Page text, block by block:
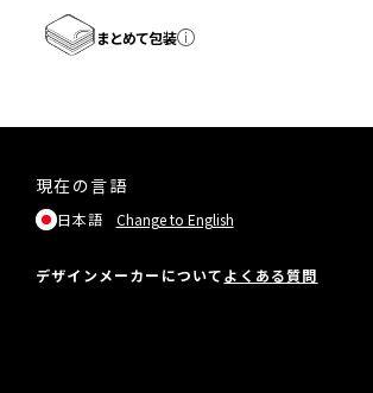
まとめて包装
現在の言語
日本語 Change to English
デザインメーカーについてよくある質問